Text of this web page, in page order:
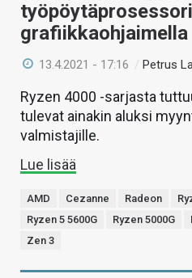
grafiikkaohjaimella
13.4.2021 - 17:16 /Petrus
Ryzen 4000 -sarjasta
tulevat ainakin aluksi
valmistajille.
Lue lisää
AMD Cezanne Radeon
Ryzen 5 5600G
Ryzen 5000G
Zen 3